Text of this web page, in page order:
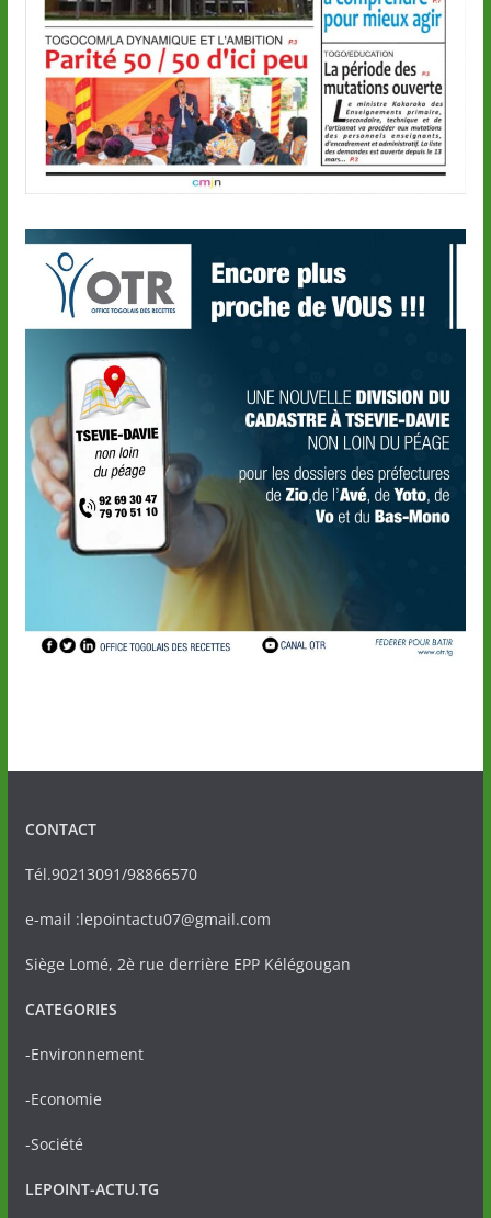
CONTACT
Tél.90213091/98866570
e-mail :lepointactu07@gmail.com
Siège Lomé, 2è rue derrière EPP Kélégougan
CATEGORIES
-Environnement
-Economie
-Société
LEPOINT-ACTU.TG